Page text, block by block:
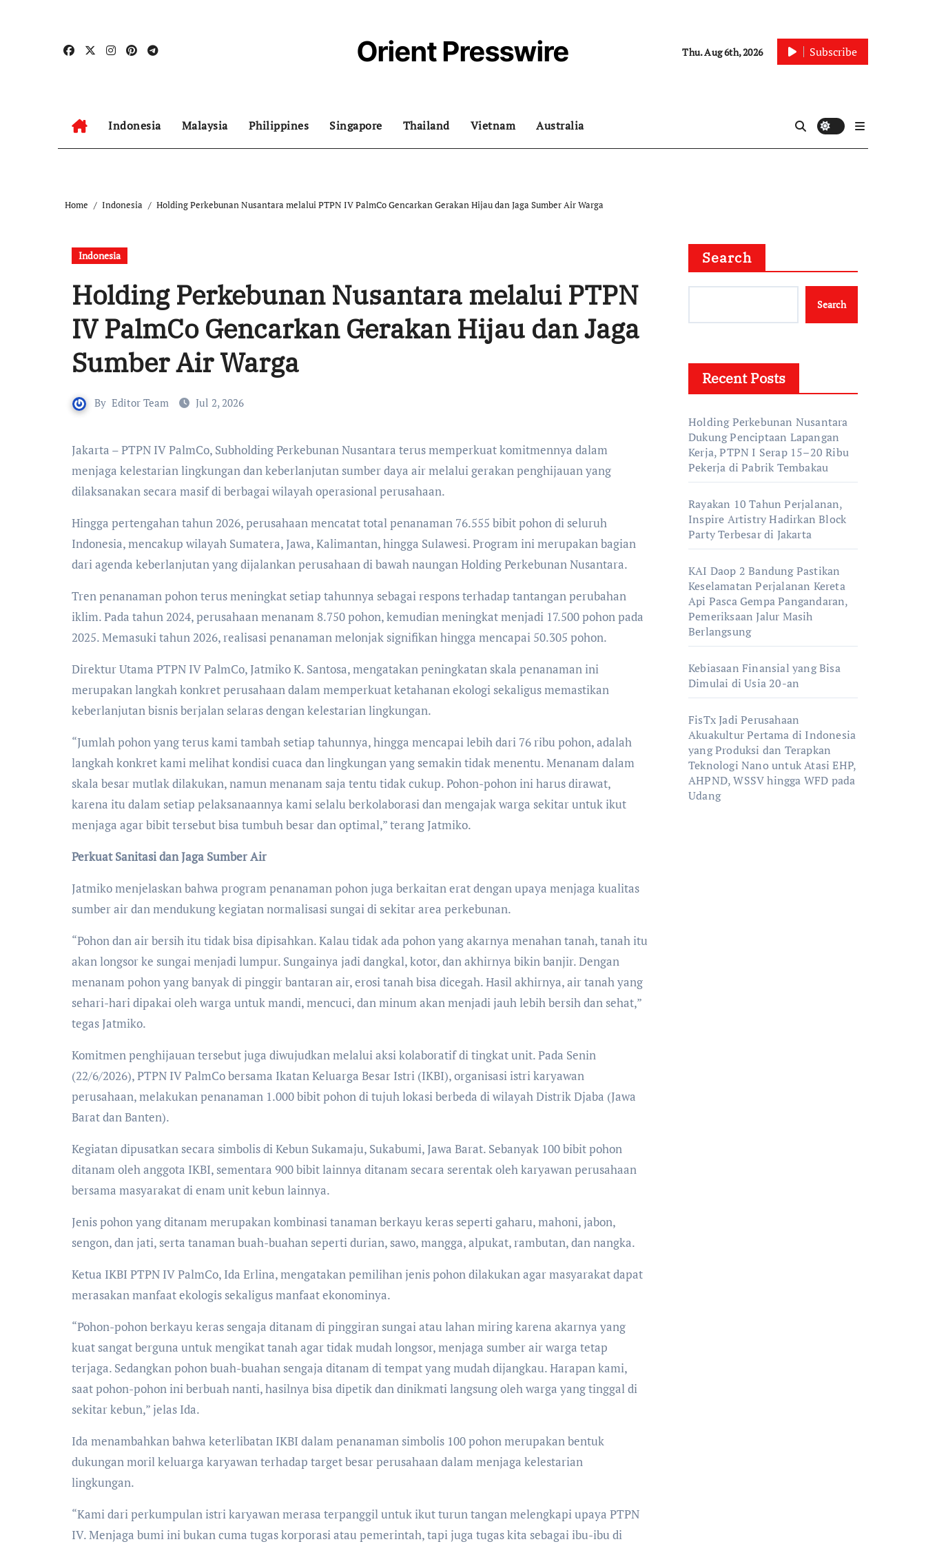
Orient Presswire Thu. Aug 6th, 2026 Subscribe
Indonesia Malaysia Philippines Singapore Thailand Vietnam Australia
Home Indonesia Holding Perkebunan Nusantara melalui PTPN IV PalmCo Gencarkan Gerakan Hijau dan Jaga Sumber Air Warga
Indonesia
Holding Perkebunan Nusantara melalui PTPN
IV PalmCo Gencarkan Gerakan Hijau dan Jaga
Sumber Air Warga
By Editor Team Jul 2, 2026
Jakarta – PTPN IV PalmCo, Subholding Perkebunan Nusantara terus memperkuat komitmennya dalam
menjaga kelestarian lingkungan dan keberlanjutan sumber daya air melalui gerakan penghijauan yang
dilaksanakan secara masif di berbagai wilayah operasional perusahaan.
Hingga pertengahan tahun 2026, perusahaan mencatat total penanaman 76.555 bibit pohon di seluruh
Indonesia, mencakup wilayah Sumatera, Jawa, Kalimantan, hingga Sulawesi. Program ini merupakan bagian
dari agenda keberlanjutan yang dijalankan perusahaan di bawah naungan Holding Perkebunan Nusantara.
Tren penanaman pohon terus meningkat setiap tahunnya sebagai respons terhadap tantangan perubahan
iklim. Pada tahun 2024, perusahaan menanam 8.750 pohon, kemudian meningkat menjadi 17.500 pohon pada
2025. Memasuki tahun 2026, realisasi penanaman melonjak signifikan hingga mencapai 50.305 pohon.
Direktur Utama PTPN IV PalmCo, Jatmiko K. Santosa, mengatakan peningkatan skala penanaman ini
merupakan langkah konkret perusahaan dalam memperkuat ketahanan ekologi sekaligus memastikan
keberlanjutan bisnis berjalan selaras dengan kelestarian lingkungan.
“Jumlah pohon yang terus kami tambah setiap tahunnya, hingga mencapai lebih dari 76 ribu pohon, adalah
langkah konkret kami melihat kondisi cuaca dan lingkungan yang semakin tidak menentu. Menanam dalam
skala besar mutlak dilakukan, namun menanam saja tentu tidak cukup. Pohon-pohon ini harus dirawat,
karena itu dalam setiap pelaksanaannya kami selalu berkolaborasi dan mengajak warga sekitar untuk ikut
menjaga agar bibit tersebut bisa tumbuh besar dan optimal,” terang Jatmiko.
Perkuat Sanitasi dan Jaga Sumber Air
Jatmiko menjelaskan bahwa program penanaman pohon juga berkaitan erat dengan upaya menjaga kualitas
sumber air dan mendukung kegiatan normalisasi sungai di sekitar area perkebunan.
“Pohon dan air bersih itu tidak bisa dipisahkan. Kalau tidak ada pohon yang akarnya menahan tanah, tanah itu
akan longsor ke sungai menjadi lumpur. Sungainya jadi dangkal, kotor, dan akhirnya bikin banjir. Dengan
menanam pohon yang banyak di pinggir bantaran air, erosi tanah bisa dicegah. Hasil akhirnya, air tanah yang
sehari-hari dipakai oleh warga untuk mandi, mencuci, dan minum akan menjadi jauh lebih bersih dan sehat,”
tegas Jatmiko.
Komitmen penghijauan tersebut juga diwujudkan melalui aksi kolaboratif di tingkat unit. Pada Senin
(22/6/2026), PTPN IV PalmCo bersama Ikatan Keluarga Besar Istri (IKBI), organisasi istri karyawan
perusahaan, melakukan penanaman 1.000 bibit pohon di tujuh lokasi berbeda di wilayah Distrik Djaba (Jawa
Barat dan Banten).
Kegiatan dipusatkan secara simbolis di Kebun Sukamaju, Sukabumi, Jawa Barat. Sebanyak 100 bibit pohon
ditanam oleh anggota IKBI, sementara 900 bibit lainnya ditanam secara serentak oleh karyawan perusahaan
bersama masyarakat di enam unit kebun lainnya.
Jenis pohon yang ditanam merupakan kombinasi tanaman berkayu keras seperti gaharu, mahoni, jabon,
sengon, dan jati, serta tanaman buah-buahan seperti durian, sawo, mangga, alpukat, rambutan, dan nangka.
Ketua IKBI PTPN IV PalmCo, Ida Erlina, mengatakan pemilihan jenis pohon dilakukan agar masyarakat dapat
merasakan manfaat ekologis sekaligus manfaat ekonominya.
“Pohon-pohon berkayu keras sengaja ditanam di pinggiran sungai atau lahan miring karena akarnya yang
kuat sangat berguna untuk mengikat tanah agar tidak mudah longsor, menjaga sumber air warga tetap
terjaga. Sedangkan pohon buah-buahan sengaja ditanam di tempat yang mudah dijangkau. Harapan kami,
saat pohon-pohon ini berbuah nanti, hasilnya bisa dipetik dan dinikmati langsung oleh warga yang tinggal di
sekitar kebun,” jelas Ida.
Ida menambahkan bahwa keterlibatan IKBI dalam penanaman simbolis 100 pohon merupakan bentuk
dukungan moril keluarga karyawan terhadap target besar perusahaan dalam menjaga kelestarian
lingkungan.
“Kami dari perkumpulan istri karyawan merasa terpanggil untuk ikut turun tangan melengkapi upaya PTPN
IV. Menjaga bumi ini bukan cuma tugas korporasi atau pemerintah, tapi juga tugas kita sebagai ibu-ibu di
Search
Search
Recent Posts
Holding Perkebunan Nusantara
Dukung Penciptaan Lapangan
Kerja, PTPN I Serap 15–20 Ribu
Pekerja di Pabrik Tembakau
Rayakan 10 Tahun Perjalanan,
Inspire Artistry Hadirkan Block
Party Terbesar di Jakarta
KAI Daop 2 Bandung Pastikan
Keselamatan Perjalanan Kereta
Api Pasca Gempa Pangandaran,
Pemeriksaan Jalur Masih
Berlangsung
Kebiasaan Finansial yang Bisa
Dimulai di Usia 20-an
FisTx Jadi Perusahaan
Akuakultur Pertama di Indonesia
yang Produksi dan Terapkan
Teknologi Nano untuk Atasi EHP,
AHPND, WSSV hingga WFD pada
Udang